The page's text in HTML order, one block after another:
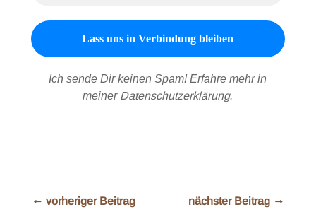
Ich sende Dir keinen Spam! Erfahre mehr in
meiner Datenschutzerklärung.
← vorheriger Beitrag nächster Beitrag →